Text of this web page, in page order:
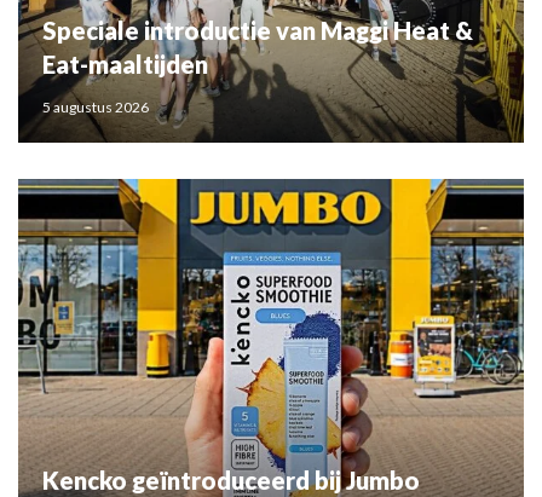
Speciale introductie van Maggi Heat &
Eat-maaltijden
5 augustus 2026
Kencko geïntroduceerd bij Jumbo